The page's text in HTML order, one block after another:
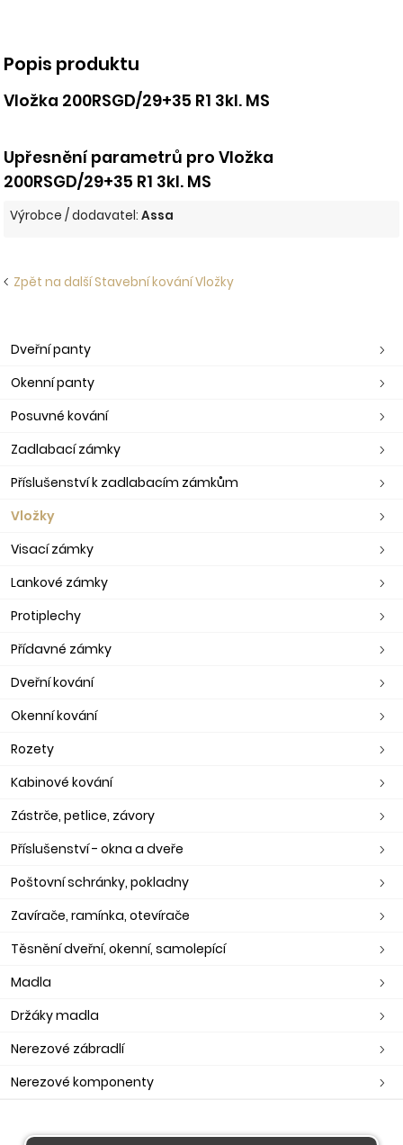
Popis produktu
Vložka 200RSGD/29+35 R1 3kl. MS
Upřesnění parametrů pro Vložka
200RSGD/29+35 R1 3kl. MS
Výrobce / dodavatel:Assa
Zpět na další Stavební kování Vložky
Dveřní panty
Okenní panty
Posuvné kování
Zadlabací zámky
Příslušenství k zadlabacím zámkům
Vložky
Visací zámky
Lankové zámky
Protiplechy
Přídavné zámky
Dveřní kování
Okenní kování
Rozety
Kabinové kování
Zástrče, petlice, závory
Příslušenství - okna a dveře
Poštovní schránky, pokladny
Zavírače, ramínka, otevírače
Těsnění dveřní, okenní, samolepící
Madla
Držáky madla
Nerezové zábradlí
Nerezové komponenty